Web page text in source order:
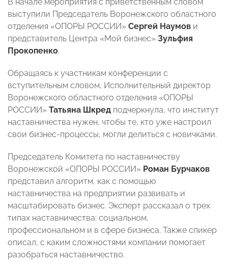
выступили Председатель Воронежского областного
отделения «ОПОРЫ РОССИИ» Сергей Наумов и
представитель Центра «Мой бизнес» Зульфия
Прокопенко.
Обращаясь к участникам конференции с
вступительным словом, Исполнительный директор
Воронежского областного отделения «ОПОРЫ
РОССИИ» Татьяна Шкред подчеркнула, что институт
наставничества нужен, чтобы те, кто уже настроил
свои бизнес-процессы, могли делиться с новичками.
Председатель Комитета по наставничеству
Воронежской «ОПОРЫ РОССИИ» Роман Бурчаков
представил алгоритм, как с помощью
наставничества на предприятии развивать и
масштабировать бизнес. Эксперт рассказал о трех
типах наставничества: социальном,
профессиональном и в сфере бизнеса. Также спикер
описал, с каким сложностями компании помогает
разобраться наставничество.